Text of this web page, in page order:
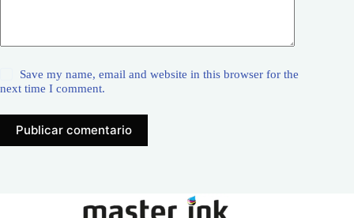
Save my name, email and website in this browser for the
next time I comment.
Publicar comentario